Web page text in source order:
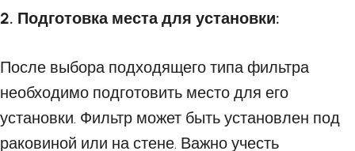
2. Подготовка места для установки:
После выбора подходящего типа фильтра
необходимо подготовить место для его
установки. Фильтр может быть установлен под
раковиной или на стене. Важно учесть